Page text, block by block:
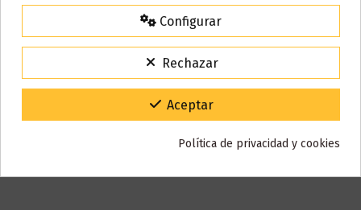
En stock 0 Artículos
Reseñas (0)
15% de descuento
Para agradecerte la espera durante estos días.
Código:VACACIONES15
Gracias por tu paciencia y por seguir confiando en nosotros.
Configurar
Rechazar
Aceptar
Política de privacidad y cookies